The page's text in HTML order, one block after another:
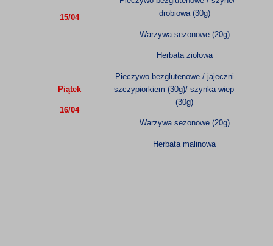
15/04
drobiowa (30g)
Warzywa sezonowe (20g)
Herbata ziołowa
Piątek
16/04
Pieczywo bezglutenowe / jajecznica ze
szczypiorkiem (30g)/ szynka wieprzowa
(30g)
Warzywa sezonowe (20g)
Herbata malinowa